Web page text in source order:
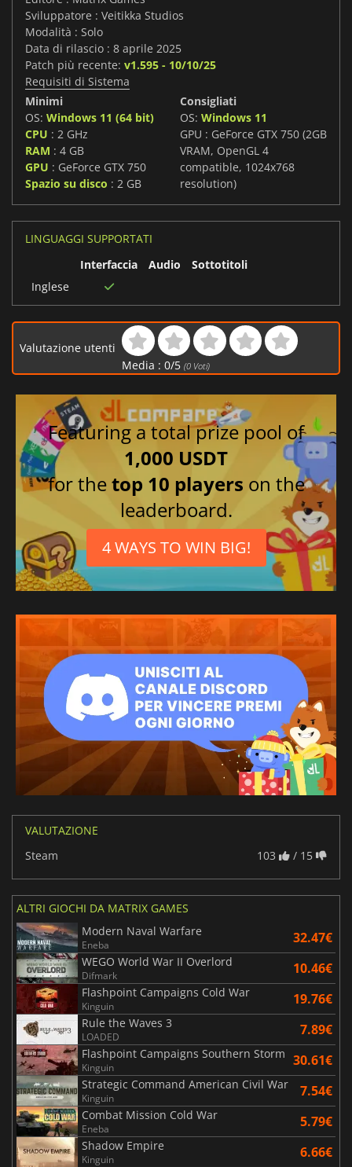
Sviluppatore : Veitikka Studios
Modalità : Solo
Data di rilascio : 8 aprile 2025
Patch più recente: v1.595 - 10/10/25
Requisiti di Sistema
Minimi
OS: Windows 11 (64 bit)
CPU : 2 GHz
RAM : 4 GB
GPU : GeForce GTX 750
Spazio su disco : 2 GB
Consigliati
OS: Windows 11
GPU : GeForce GTX 750 (2GB
VRAM, OpenGL 4
compatible, 1024x768
resolution)
LINGUAGGI SUPPORTATI
Interfaccia
Audio
Sottotitoli
Inglese
Valutazione utenti
Media : 0/5 (0Voti)
Featuring a total prize pool of
1,000 USDT
for thetop 10 players on the
leaderboard.
4 WAYS TO WIN BIG!
VALUTAZIONE
Steam
103 / 15
ALTRI GIOCHI DA MATRIX GAMES
Modern Naval Warfare
Eneba 32.47€
WEGO World War II Overlord
Difmark 10.46€
Flashpoint Campaigns Cold War
Kinguin 19.76€
Rule the Waves 3
LOADED 7.89€
Flashpoint Campaigns Southern Storm
Kinguin 30.61€
Strategic Command American Civil War
Kinguin 7.54€
Combat Mission Cold War
Eneba 5.79€
Shadow Empire
Kinguin 6.66€